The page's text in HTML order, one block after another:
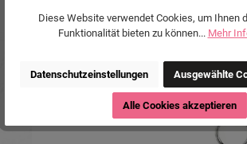
Produktgalerie überspringen
Ähnliche Produkte
Diese Website verwendet Cookies, um Ihnen
Funktionalität bieten zu können... Mehr
Datenschutzeinstellungen Ausgewählte
Alle Cookies akzeptieren